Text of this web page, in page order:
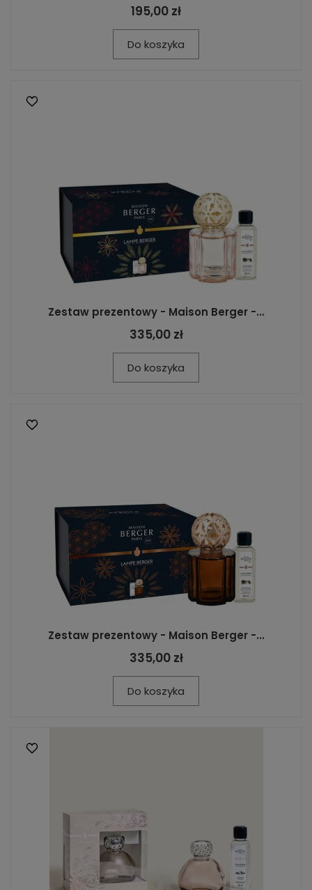
195,00 zł
Do koszyka
Zestaw prezentowy - Maison Berger -...
335,00 zł
Do koszyka
Zestaw prezentowy - Maison Berger -...
335,00 zł
Do koszyka